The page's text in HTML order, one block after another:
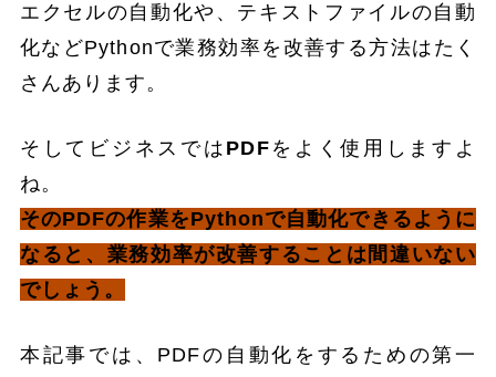
エクセルの自動化や、テキストファイルの自動
化などPythonで業務効率を改善する方法はたく
さんあります。
そしてビジネスでは PDF をよく使用しますよ
ね。
そのPDFの作業をPythonで自動化できるように
なると、業務効率が改善することは間違いない
でしょう。
本記事では、PDFの自動化をするための第一